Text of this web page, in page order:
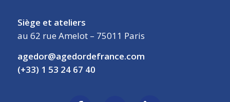
Siège et ateliers
au 62 rue Amelot – 75011 Paris
agedor@agedordefrance.com
(+33) 1 53 24 67 40